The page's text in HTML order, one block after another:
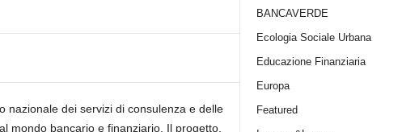
nazionale dei servizi di consulenza e delle
mondo bancario e finanziario. Il progetto,
BANCAVERDE
Ecologia Sociale Urbana
Educazione Finanziaria
Europa
Featured